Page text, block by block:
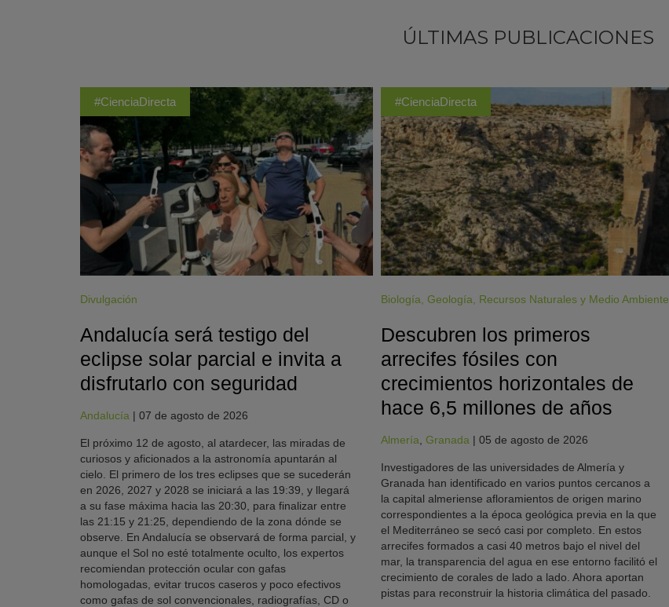
ÚLTIMAS PUBLICACIONES
#CienciaDirecta
Divulgación
Andalucía será testigo del
eclipse solar parcial e invita a
disfrutarlo con seguridad
Andalucía | 07 de agosto de 2026
El próximo 12 de agosto, al atardecer, las miradas de
curiosos y aficionados a la astronomía apuntarán al
cielo. El primero de los tres eclipses que se sucederán
en 2026, 2027 y 2028 se iniciará a las 19:39, y llegará
a su fase máxima hacia las 20:30, para finalizar entre
las 21:15 y 21:25, dependiendo de la zona dónde se
observe. En Andalucía se observará de forma parcial, y
aunque el Sol no esté totalmente oculto, los expertos
recomiendan protección ocular con gafas
homologadas, evitar trucos caseros y poco efectivos
como gafas de sol convencionales, radiografías, CD o
#CienciaDirecta
Biología ,Geología Recursos Naturales y Medio Ambiente
Descubren los primeros
arrecifes fósiles con
crecimientos horizontales de
hace 6,5 millones de años
Almería ,Granada |05 de agosto de 2026
Investigadores de las universidades de Almería y
Granada han identificado en varios puntos cercanos a
la capital almeriense afloramientos de origen marino
correspondientes a la época geológica previa en la que
el Mediterráneo se secó casi por completo. En estos
arrecifes formados a casi 40 metros bajo el nivel del
mar, la transparencia del agua en ese entorno facilitó el
crecimiento de corales de lado a lado. Ahora aportan
pistas para reconstruir la historia climática del pasado.